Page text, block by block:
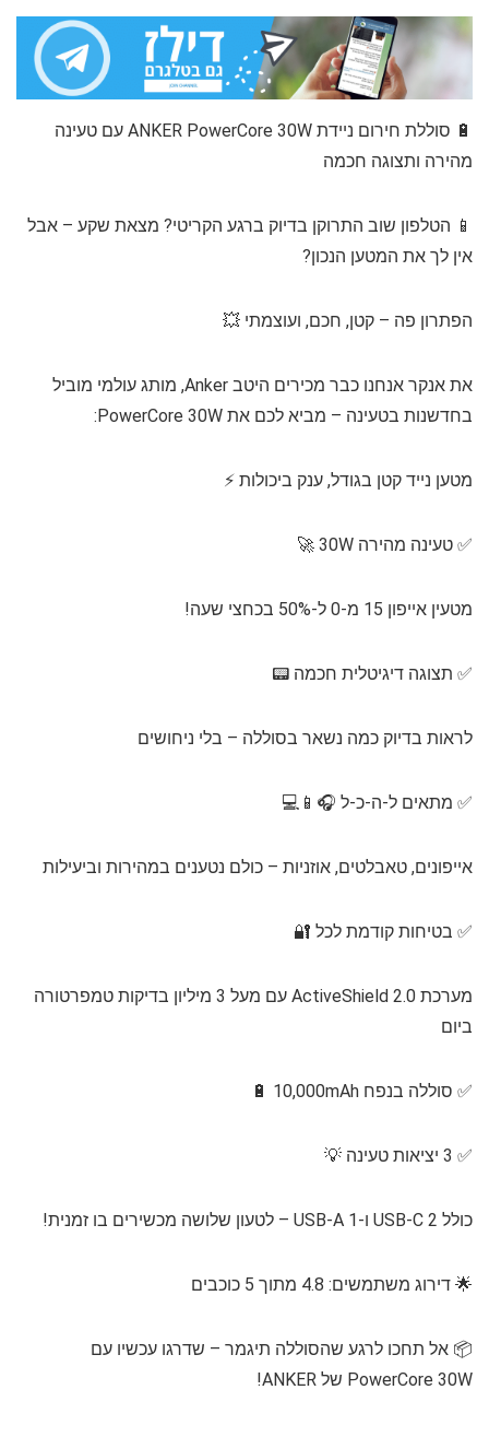
🔋 סוללת חירום ניידת ANKER PowerCore 30W עם טעינה
מהירה ותצוגה חכמה
📱 הטלפון שוב התרוקן בדיוק ברגע הקריטי? מצאת שקע – אבל
אין לך את המטען הנכון?
הפתרון פה – קטן, חכם, ועוצמתי 💥
את אנקר אנחנו כבר מכירים היטב Anker, מותג עולמי מוביל
בחדשנות בטעינה – מביא לכם את PowerCore 30W:
מטען נייד קטן בגודל, ענק ביכולות ⚡
✅ טעינה מהירה 30W 🚀
מטעין אייפון 15 מ-0 ל-50% בכחצי שעה!
✅ תצוגה דיגיטלית חכמה 📟
לראות בדיוק כמה נשאר בסוללה – בלי ניחושים
✅ מתאים ל-ה-כ-ל 🎧📱💻
אייפונים, טאבלטים, אוזניות – כולם נטענים במהירות וביעילות
✅ בטיחות קודמת לכל 🔐
מערכת ActiveShield 2.0 עם מעל 3 מיליון בדיקות טמפרטורה
ביום
✅ סוללה בנפח 10,000mAh 🔋
✅ 3 יציאות טעינה 💡
כולל 2 USB-C ו-1 USB-A – לטעון שלושה מכשירים בו זמנית!
🌟 דירוג משתמשים: 4.8 מתוך 5 כוכבים
📦 אל תחכו לרגע שהסוללה תיגמר – שדרגו עכשיו עם
PowerCore 30W של ANKER!